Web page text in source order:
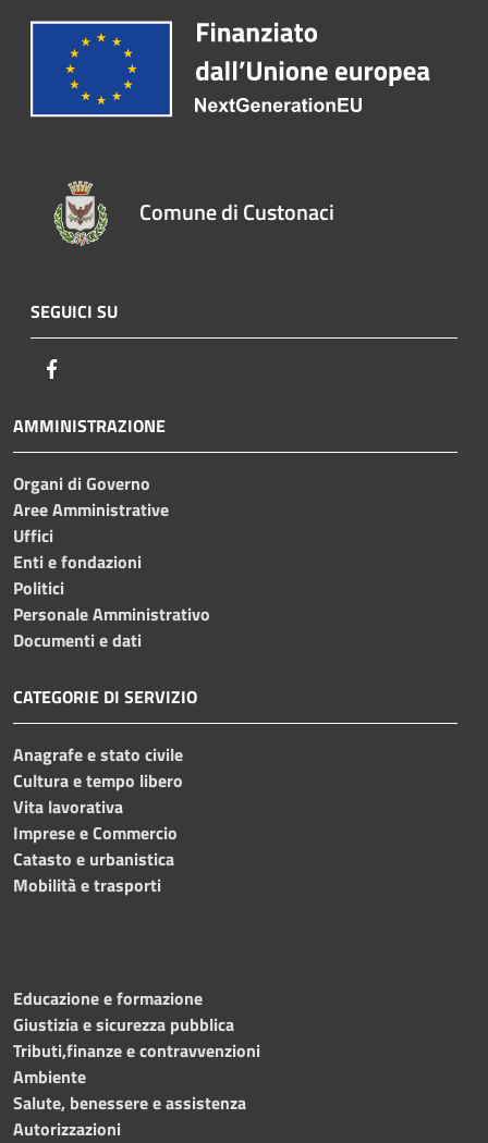
Comune di Custonaci
SEGUICI SU
AMMINISTRAZIONE
Organi di Governo
Aree Amministrative
Uffici
Enti e fondazioni
Politici
Personale Amministrativo
Documenti e dati
CATEGORIE DI SERVIZIO
Anagrafe e stato civile
Cultura e tempo libero
Vita lavorativa
Imprese e Commercio
Catasto e urbanistica
Mobilità e trasporti
Educazione e formazione
Giustizia e sicurezza pubblica
Tributi,finanze e contravvenzioni
Ambiente
Salute, benessere e assistenza
Autorizzazioni